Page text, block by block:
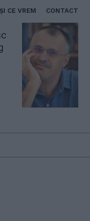
CE VREM CONTACT